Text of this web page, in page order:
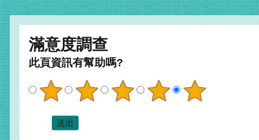
滿意度調查
此頁資訊有幫助嗎?